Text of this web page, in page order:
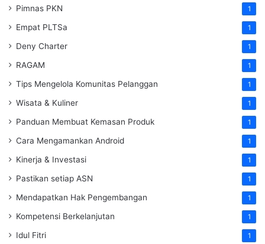
Pimnas PKN 1
Empat PLTSa 1
Deny Charter 1
RAGAM 1
Tips Mengelola Komunitas Pelanggan 1
Wisata & Kuliner 1
Panduan Membuat Kemasan Produk 1
Cara Mengamankan Android 1
Kinerja & Investasi 1
Pastikan setiap ASN 1
Mendapatkan Hak Pengembangan 1
Kompetensi Berkelanjutan 1
Idul Fitri 1